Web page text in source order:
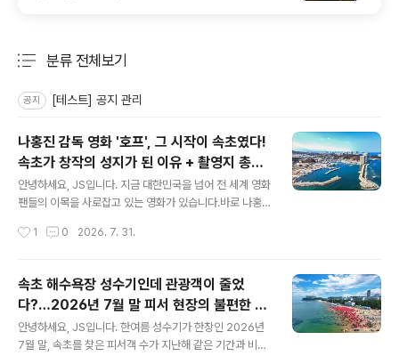
분류 전체보기
공지 [테스트] 공지 관리
나홍진 감독 영화 '호프', 그 시작이 속초였다!
속초가 창작의 성지가 된 이유 + 촬영지 총정
리
안녕하세요, JS입니다. 지금 대한민국을 넘어 전 세계 영화
팬들의 이목을 사로잡고 있는 영화가 있습니다.바로 나홍
성'으로 한국 스릴러 영화의 정점을 찍은 나홍진 감독이 무
요, 그 이야기의 씨앗이 뿌려진 곳이 다름 아닌 강원도 속초
였다는 사실이 알려지면서 새삼 주목을 받고 있습니다.오
늘은 세계가 주목한 영화 '호프'의 탄생 비화와 함께, 속초
가 왜 영화·드라마 창작자들이 끊임없이 찾는 도시가 되었
1 0 2026. 7. 31.
속초 해수욕장 성수기인데 관광객이 줄었
다?…2026년 7월 말 피서 현장의 불편한 진
실
안녕하세요, JS입니다. 한여름 성수기가 한창인 2026년
7월 말, 속초를 찾은 피서객 수가 지난해 같은 기간과 비교